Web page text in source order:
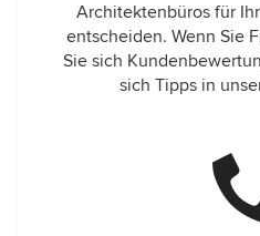
Architektenbüros für
entscheiden. Wenn Sie
Sie sich
sich Tipps in